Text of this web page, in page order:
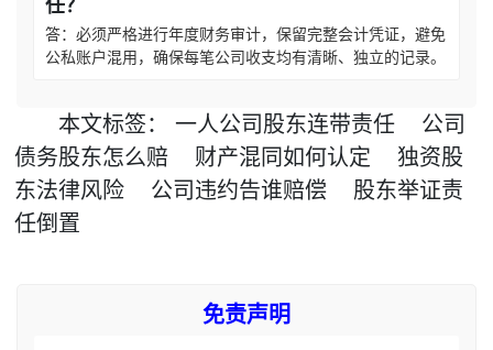
任？
答：必须严格进行年度财务审计，保留完整会计凭证，避免
公私账户混用，确保每笔公司收支均有清晰、独立的记录。
本文标签： 一人公司股东连带责任
公司
债务股东怎么赔
财产混同如何认定
独资股
东法律风险
公司违约告谁赔偿
股东举证责
任倒置
免责声明